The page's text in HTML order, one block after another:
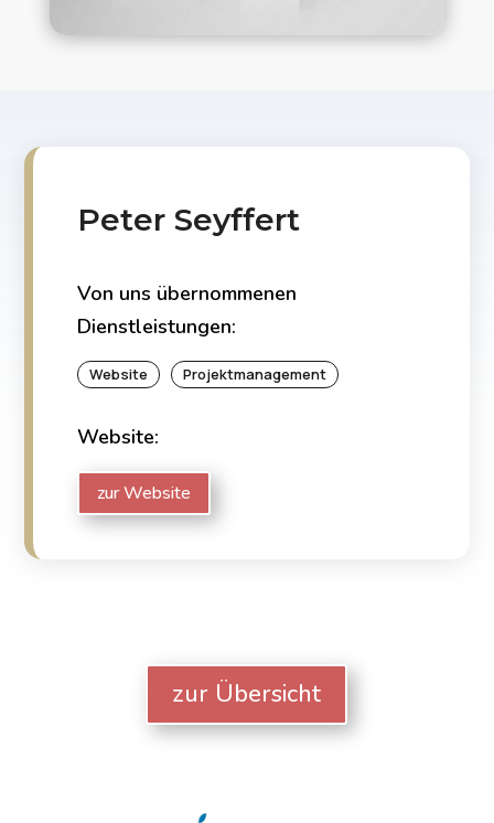
Peter Seyffert
Von uns übernommenen
Dienstleistungen:
Website Projektmanagement
Website:
zur Website
zur Übersicht